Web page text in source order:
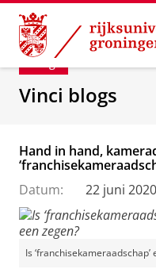
Skip
Content
Skip
Navigation
Blog
Vinci blogs
Hand in hand,
Datum:
22 juni 2020
Is